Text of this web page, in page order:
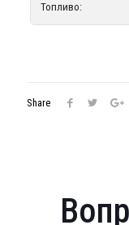
Топливо:
Share